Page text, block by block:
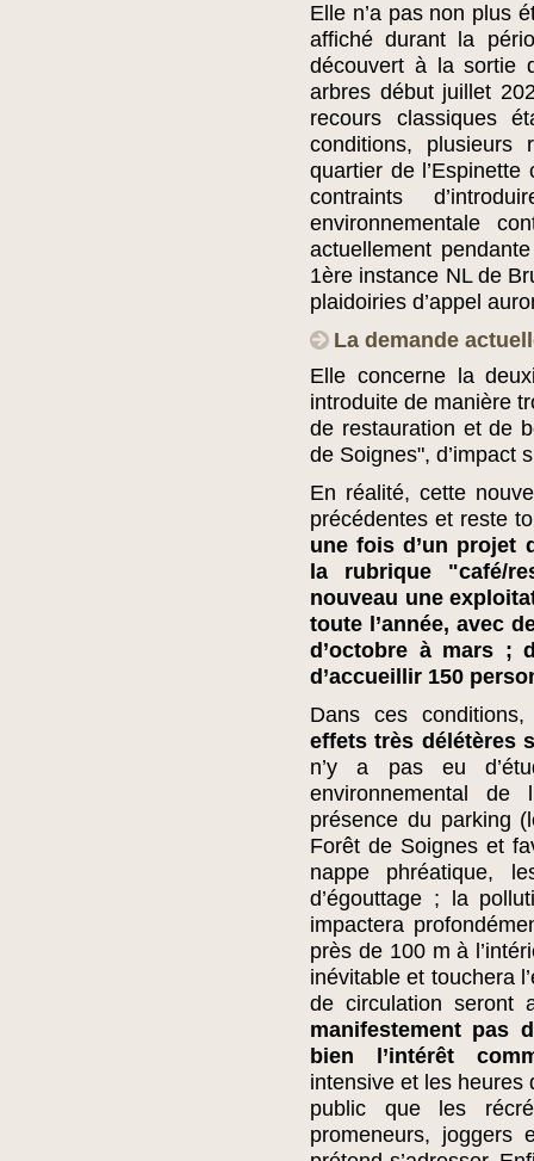
Elle n’a pas non plus
affiché durant la
découvert à la sortie
arbres début juillet
recours classiques
conditions,
quartier de
contraints
environnementale
actuellement
1ère instance NL de
plaidoiries d’appel
La demande
Elle concerne la
introduite de manière
de restauration et de
de Soignes", d’impact
En réalité, cette
précédentes et reste
une fois d’un projet
la rubrique "café/
nouveau une
toute l’année, avec
d’octobre à mars ;
d’accueillir 150
Dans ces
effets très délétères
n’y a pas eu
environnemental
présence du parking
Forêt de Soignes et
nappe phréatique,
d’égouttage ; la
impactera
près de 100 m à
inévitable et touchera
de circulation seront
manifestement pas
bien l’intérêt
intensive et les heures
public que les
promeneurs, joggers